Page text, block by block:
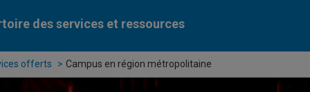
des services et ressources
offerts Campus en région métropolitaine